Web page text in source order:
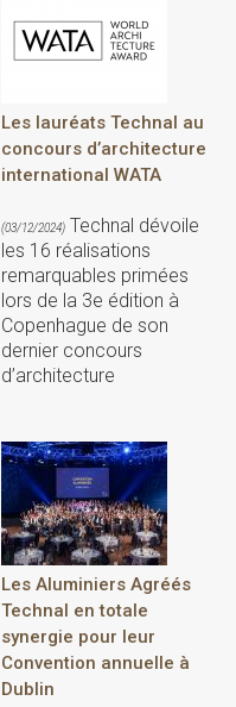
Les lauréats Technal au
concours d’architecture
international WATA
(03/12/2024) Technal dévoile
les 16 réalisations
remarquables primées
lors de la 3e édition à
Copenhague de son
dernier concours
d’architecture
Les Aluminiers Agréés
Technal en totale
synergie pour leur
Convention annuelle à
Dublin